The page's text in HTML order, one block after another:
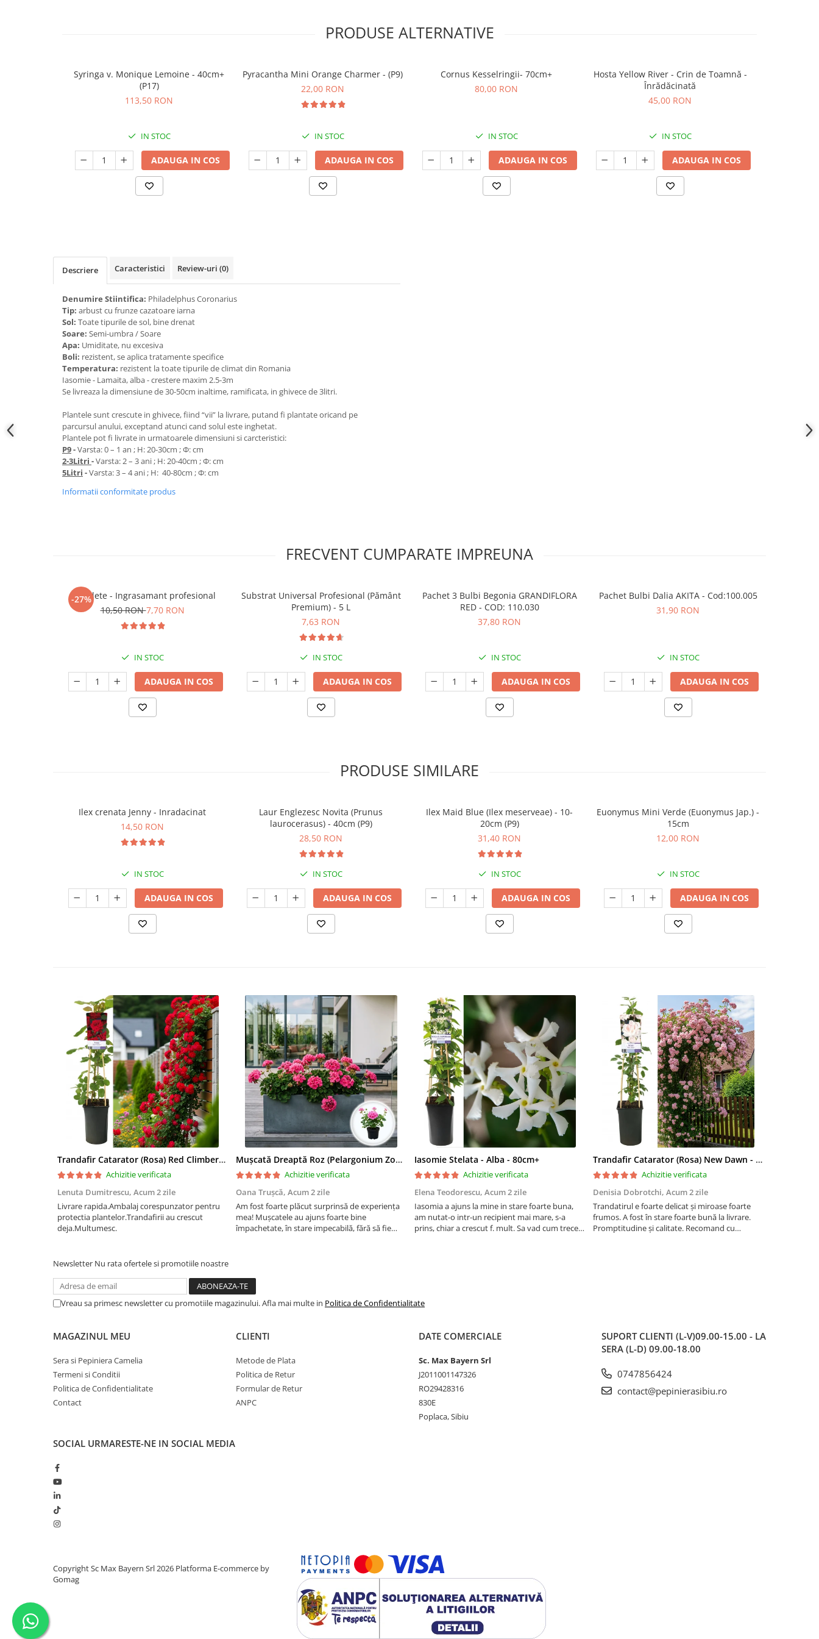
PRODUSE ALTERNATIVE
Syringa v. Monique Lemoine - 40cm+
(P17)
113,50 RON
IN STOC
ADAUGA IN COS
Pyracantha Mini Orange Charmer - (P9)
22,00 RON
IN STOC
ADAUGA IN COS
Cornus Kesselringii- 70cm+
80,00 RON
IN STOC
ADAUGA IN COS
Hosta Yellow River - Crin de Toamnă -
Înrădăcinată
45,00 RON
IN STOC
ADAUGA IN COS
Descriere Caracteristici Review-uri (0)
Denumire Stiintifica: Philadelphus Coronarius
Tip: arbust cu frunze cazatoare iarna
Sol: Toate tipurile de sol, bine drenat
Soare: Semi-umbra / Soare
Apa: Umiditate, nu excesiva
Boli: rezistent, se aplica tratamente specifice
Temperatura: rezistent la toate tipurile de climat din Romania
Iasomie - Lamaita, alba - crestere maxim 2.5-3m
Se livreaza la dimensiune de 30-50cm inaltime, ramificata, in ghivece de 3litri.
Plantele sunt crescute in ghivece, fiind “vii” la livrare, putand fi plantate oricand pe
parcursul anului, exceptand atunci cand solul este inghetat.
Plantele pot fi livrate in urmatoarele dimensiuni si carcteristici:
P9-Varsta: 0 – 1 an ; H: 20-30cm ; Φ: cm
2-3Litri -Varsta: 2 – 3 ani ; H: 20-40cm ; Φ: cm
5Litri -Varsta: 3 – 4 ani ; H: 40-80cm ; Φ: cm
Informatii conformitate produs
FRECVENT CUMPARATE IMPREUNA
-27%
5 Tablete - Ingrasamant profesional
10,50 RON7,70 RON
IN STOC
ADAUGA IN COS
Substrat Universal Profesional (Pământ
Premium) - 5 L
7,63 RON
IN STOC
ADAUGA IN COS
Pachet 3 Bulbi Begonia GRANDIFLORA
RED - COD: 110.030
37,80 RON
IN STOC
ADAUGA IN COS
Pachet Bulbi Dalia AKITA - Cod:100.005
31,90 RON
IN STOC
ADAUGA IN COS
PRODUSE SIMILARE
Ilex crenata Jenny - Inradacinat
14,50 RON
IN STOC
ADAUGA IN COS
Laur Englezesc Novita (Prunus
laurocerasus) - 40cm (P9)
28,50 RON
IN STOC
ADAUGA IN COS
Ilex Maid Blue (Ilex meserveae) - 10-
20cm (P9)
31,40 RON
IN STOC
ADAUGA IN COS
Euonymus Mini Verde (Euonymus Jap.) -
15cm
12,00 RON
IN STOC
ADAUGA IN COS
Trandafir Catarator (Rosa) Red Climber - 75cm
Achizitie verificata
Lenuta Dumitrescu, Acum 2 zile
Livrare rapida.Ambalaj corespunzator pentru
protectia plantelor.Trandafirii au crescut
deja.Multumesc.
Mușcată Dreaptă Roz (Pelargonium Zonale)
Achizitie verificata
Oana Trușcă, Acum 2 zile
Am fost foarte plăcut surprinsă de experiența
mea! Mușcatele au ajuns foarte bine
împachetate, în stare impecabilă, fără să fie
Iasomie Stelata - Alba - 80cm+
Achizitie verificata
Elena Teodorescu, Acum 2 zile
Iasomia a ajuns la mine in stare foarte buna,
am nutat-o intr-un recipient mai mare, s-a
prins, chiar a crescut f. mult. Sa vad cum trece
Trandafir Catarator (Rosa) New Dawn - 75cm
Achizitie verificata
Denisia Dobrotchi, Acum 2 zile
Trandatirul e foarte delicat și miroase foarte
frumos. A fost în stare foarte bună la livrare.
Promptitudine și calitate. Recomand cu
Newsletter Nu rata ofertele si promotiile noastre
Vreau sa primesc newsletter cu promotiile magazinului. Afla mai multe in Politica de Confidentialitate
MAGAZINUL MEU
Sera si Pepiniera Camelia
Termeni si Conditii
Politica de Confidentialitate
Contact
CLIENTI
Metode de Plata
Politica de Retur
Formular de Retur
ANPC
DATE COMERCIALE
Sc. Max Bayern Srl
J2011001147326
RO29428316
830E
Poplaca, Sibiu
SUPORT CLIENTI (L-V)09.00-15.00 - LA
SERA (L-D) 09.00-18.00
0747856424
contact@pepinierasibiu.ro
SOCIAL URMARESTE-NE IN SOCIAL MEDIA
Copyright Sc Max Bayern Srl 2026 Platforma E-commerce by
Gomag